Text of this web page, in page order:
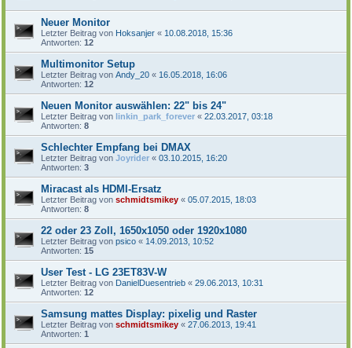
Neuer Monitor
Letzter Beitrag von Hoksanjer « 10.08.2018, 15:36
Antworten: 12
Multimonitor Setup
Letzter Beitrag von Andy_20 « 16.05.2018, 16:06
Antworten: 12
Neuen Monitor auswählen: 22" bis 24"
Letzter Beitrag von linkin_park_forever « 22.03.2017, 03:18
Antworten: 8
Schlechter Empfang bei DMAX
Letzter Beitrag von Joyrider « 03.10.2015, 16:20
Antworten: 3
Miracast als HDMI-Ersatz
Letzter Beitrag von schmidtsmikey « 05.07.2015, 18:03
Antworten: 8
22 oder 23 Zoll, 1650x1050 oder 1920x1080
Letzter Beitrag von psico « 14.09.2013, 10:52
Antworten: 15
User Test - LG 23ET83V-W
Letzter Beitrag von DanielDuesentrieb « 29.06.2013, 10:31
Antworten: 12
Samsung mattes Display: pixelig und Raster
Letzter Beitrag von schmidtsmikey « 27.06.2013, 19:41
Antworten: 1